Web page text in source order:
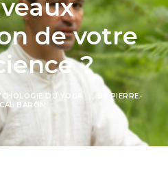
de votre
?
DU YOGA
PIERRE-
BARON